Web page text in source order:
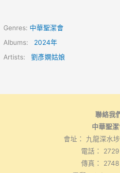
Genres: 中華聖潔會
Albums: 2024年
Artists:劉彥嫻姑娘
聯絡我
中華聖
會址： 九龍深水
電話：
傳真：